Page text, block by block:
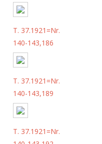
T. 37.1921=Nr.
140-143,186
T. 37.1921=Nr.
140-143,189
T. 37.1921=Nr.